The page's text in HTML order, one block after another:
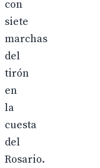
con
siete
marchas
del
tirón
en
la
cuesta
del
Rosario.